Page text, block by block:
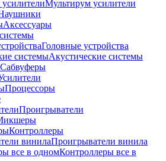
Мультирум усилители
Аксессуары
Головные устройства
системыАкустические системы
Сабвуферы
Процессоры
Проигрыватели
Контроллеры
винилаПроигрыватели винила
все в одномКонтроллеры все в